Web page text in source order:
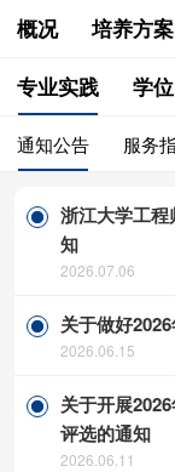
概况 培养方案
专业实践
通知公告 服务
学
浙江大学工
知
2026.07.06
关于做好
2026.06.15
关于开展
评选的通知
2026.06.11